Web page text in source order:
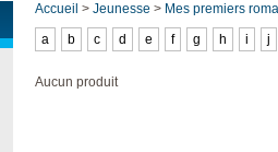
Accueil > Jeunesse > Mes premiers
a
b c d e f g h i j
Aucun produit